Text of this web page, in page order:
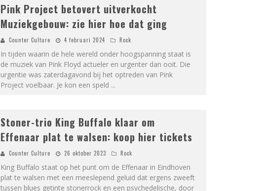
Pink Project betovert uitverkocht
Muziekgebouw: zie hier hoe dat ging
Counter Culture 4 februari 2024 Rock
In tijden waarin de hele wereld onder hoogspanning staat is
de muziek van Pink Floyd actueler en urgenter dan ooit. Die
urgentie was zaterdagavond bij het optreden van Pink
Project voelbaar. Je kon een speld ...
Stoner-trio King Buffalo klaar om
Effenaar plat te walsen: koop hier tickets
Counter Culture 26 oktober 2023 Rock
King Buffalo staat op het punt om de Effenaar in Eindhoven
plat te walsen met een meeslepend geluid dat ergens zweeft
tussen blues getinte stonerrock en een psychedelische, door